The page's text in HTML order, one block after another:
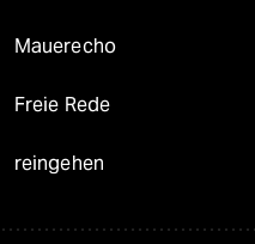
Mauerecho
Freie Rede
reingehen